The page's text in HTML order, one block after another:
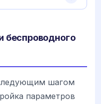
беспроводного
шагом
параметров